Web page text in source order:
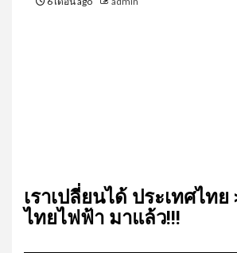
เรา​เปลี่ยน​ได้​ ประเทศ​ไทย​
ไทย​ไฟฟ้า​ มาแล้ว!!!